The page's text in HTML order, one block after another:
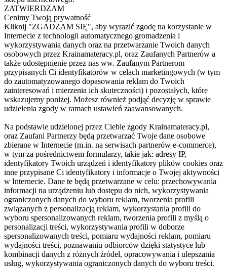
ZATWIERDZAM
Cenimy Twoją prywatność
Kliknij "ZGADZAM SIĘ", aby wyrazić zgodę na korzystanie w
Internecie z technologii automatycznego gromadzenia i
wykorzystywania danych oraz na przetwarzanie Twoich danych
osobowych przez Krainamateracy.pl, oraz Zaufanych Partnerów a
także udostępnienie przez nas ww. Zaufanym Partnerom
przypisanych Ci identyfikatorów w celach marketingowych (w tym
do zautomatyzowanego dopasowania reklam do Twoich
zainteresowań i mierzenia ich skuteczności) i pozostałych, które
wskazujemy poniżej. Możesz również podjąć decyzję w sprawie
udzielenia zgody w ramach ustawień zaawansowanych.
Na podstawie udzielonej przez Ciebie zgody Krainamateracy.pl,
oraz Zaufani Partnerzy będą przetwarzać Twoje dane osobowe
zbierane w Internecie (m.in. na serwisach partnerów e-commerce),
w tym za pośrednictwem formularzy, takie jak: adresy IP,
identyfikatory Twoich urządzeń i identyfikatory plików cookies oraz
inne przypisane Ci identyfikatory i informacje o Twojej aktywności
w Internecie. Dane te będą przetwarzane w celu: przechowywania
informacji na urządzeniu lub dostępu do nich, wykorzystywania
ograniczonych danych do wyboru reklam, tworzenia profili
związanych z personalizacją reklam, wykorzystania profili do
wyboru spersonalizowanych reklam, tworzenia profili z myślą o
personalizacji treści, wykorzystywania profili w doborze
spersonalizowanych treści, pomiaru wydajności reklam, pomiaru
wydajności treści, poznawaniu odbiorców dzięki statystyce lub
kombinacji danych z różnych źródeł, opracowywania i ulepszania
usług, wykorzystywania ograniczonych danych do wyboru treści.